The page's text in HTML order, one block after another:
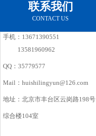
联系我们
CONTACT US
手机：13671390551
13581960962
QQ：35779577
Mail：huishilingyun@126.com
地址：北京市丰台区云岗路198号
综合楼104室